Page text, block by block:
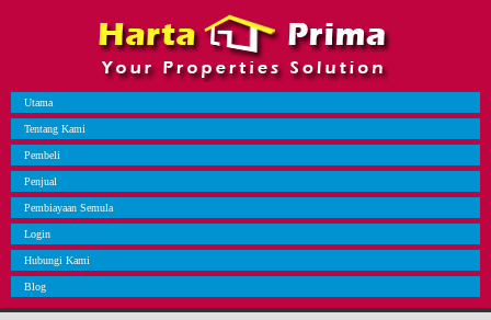
Utama
Tentang Kami
Pembeli
Penjual
Pembiayaan Semula
Login
Hubungi Kami
Blog